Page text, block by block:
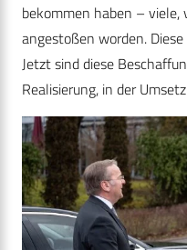
bekommen haben – viele,
angestoßen worden.
Jetzt sind diese
Realisierung, in der